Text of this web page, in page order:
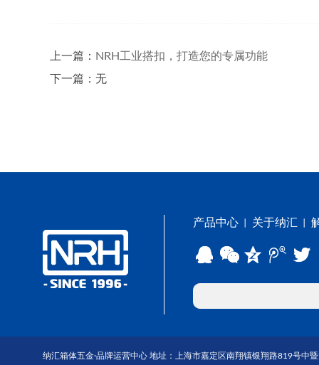
上一篇： NRH工业搭扣，打造您的专属功能
下一篇：无
产品中心 关于纳汇
纳汇箱体五金·品牌运营中心 地址：上海市嘉定区南翔镇银翔路819号中